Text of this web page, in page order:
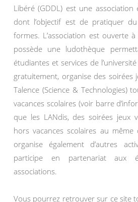
Libéré (GDDL) est une
dont l’objectif est de pratiquer
formes. L’association est ouverte
possède une ludothèque
étudiantes et services de
gratuitement, organise des soirées
Talence (Science & Technologies)
vacances scolaires (voir barre
que les LANdis, des soirées jeux
hors vacances scolaires au même
organise également d’autres
participe en partenariat aux
associations.
Vous pourrez retrouver sur ce site